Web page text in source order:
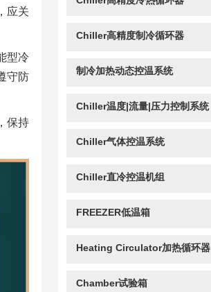
应关
型冷
守防
保持
Chiller高精度制冷循环器
制冷加热动态控温系统
Chiller温度|流量|压力控制系统
Chiller气体控温系统
Chiller直冷控温机组
FREEZER低温箱
Heating Circulator加热循环器
Chamber试验箱